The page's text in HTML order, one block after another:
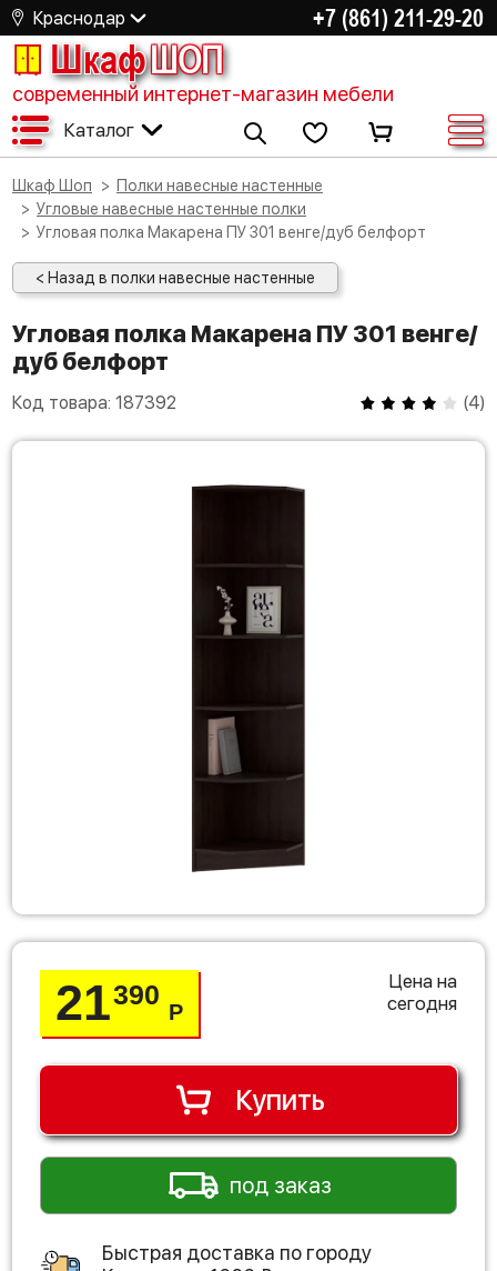
Краснодар +7 (861) 211-29-20
ШкафШОП
современный интернет-магазин мебели
Каталог
Шкаф Шоп
Полки навесные настенные
Угловые навесные настенные полки
Угловая полка Макарена ПУ 301 венге/дуб белфорт
< Назад в полки навесные настенные
Угловая полка Макарена ПУ 301 венге/
дуб белфорт
Код товара: 187392 (4)
21390
Р
Цена на
сегодня
Купить
под заказ
Быстрая доставка по городу